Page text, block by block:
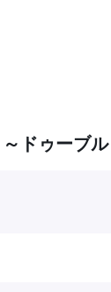
ドゥーブ